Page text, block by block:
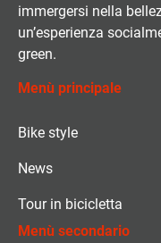
immergersi nella
un’esperienza
green.
Menù principale
Bike style
News
Tour in bicicletta
Menù secondario